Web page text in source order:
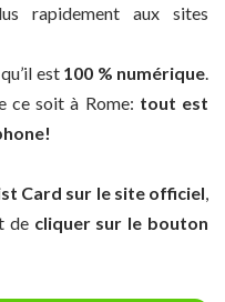
rapidement aux sites
est 100 % numérique
ce soit à Rome: tout est
Card sur le site officiel,
de cliquer sur le bouton